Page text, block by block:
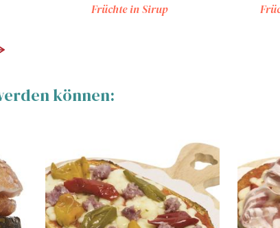
Früchte in Sirup
können: